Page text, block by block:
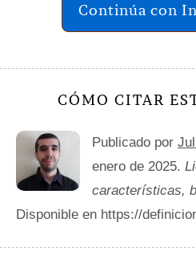
Continúa con
CÓMO CITAR
Publicado por
enero de 2025.
características,
Disponible en https://